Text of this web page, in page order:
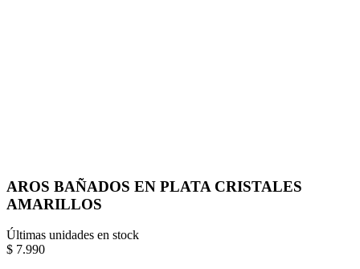
AROS BAÑADOS EN PLATA CRISTALES
AMARILLOS
Últimas unidades en stock
$ 7.990